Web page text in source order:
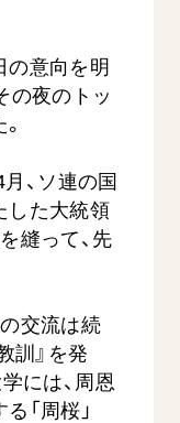
の意向を明
の夜のトッ
、ソ連の国
した大統領
縫って、先
交流は続
訓』を発
には、周恩
「周桜」